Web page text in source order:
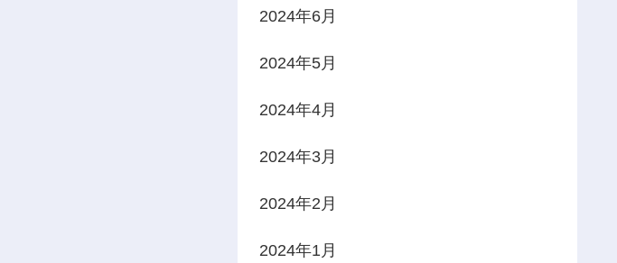
2024年6月
2024年5月
2024年4月
2024年3月
2024年2月
2024年1月